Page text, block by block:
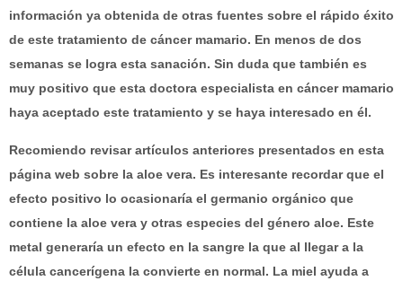
información ya obtenida de otras fuentes sobre el rápido éxito
de este tratamiento de cáncer mamario. En menos de dos
semanas se logra esta sanación. Sin duda que también es
muy positivo que esta doctora especialista en cáncer mamario
haya aceptado este tratamiento y se haya interesado en él.
Recomiendo revisar artículos anteriores presentados en esta
página web sobre la aloe vera. Es interesante recordar que el
efecto positivo lo ocasionaría el germanio orgánico que
contiene la aloe vera y otras especies del género aloe. Este
metal generaría un efecto en la sangre la que al llegar a la
célula cancerígena la convierte en normal. La miel ayuda a